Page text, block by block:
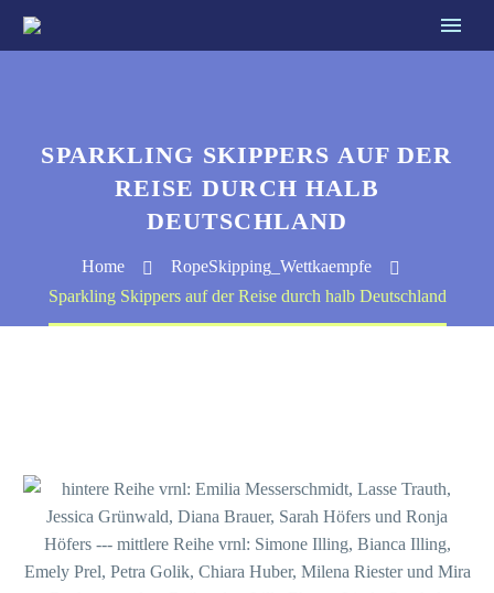
SPARKLING SKIPPERS AUF DER
REISE DURCH HALB
DEUTSCHLAND
Home
RopeSkipping_Wettkaempfe
Sparkling Skippers auf der Reise durch halb Deutschland